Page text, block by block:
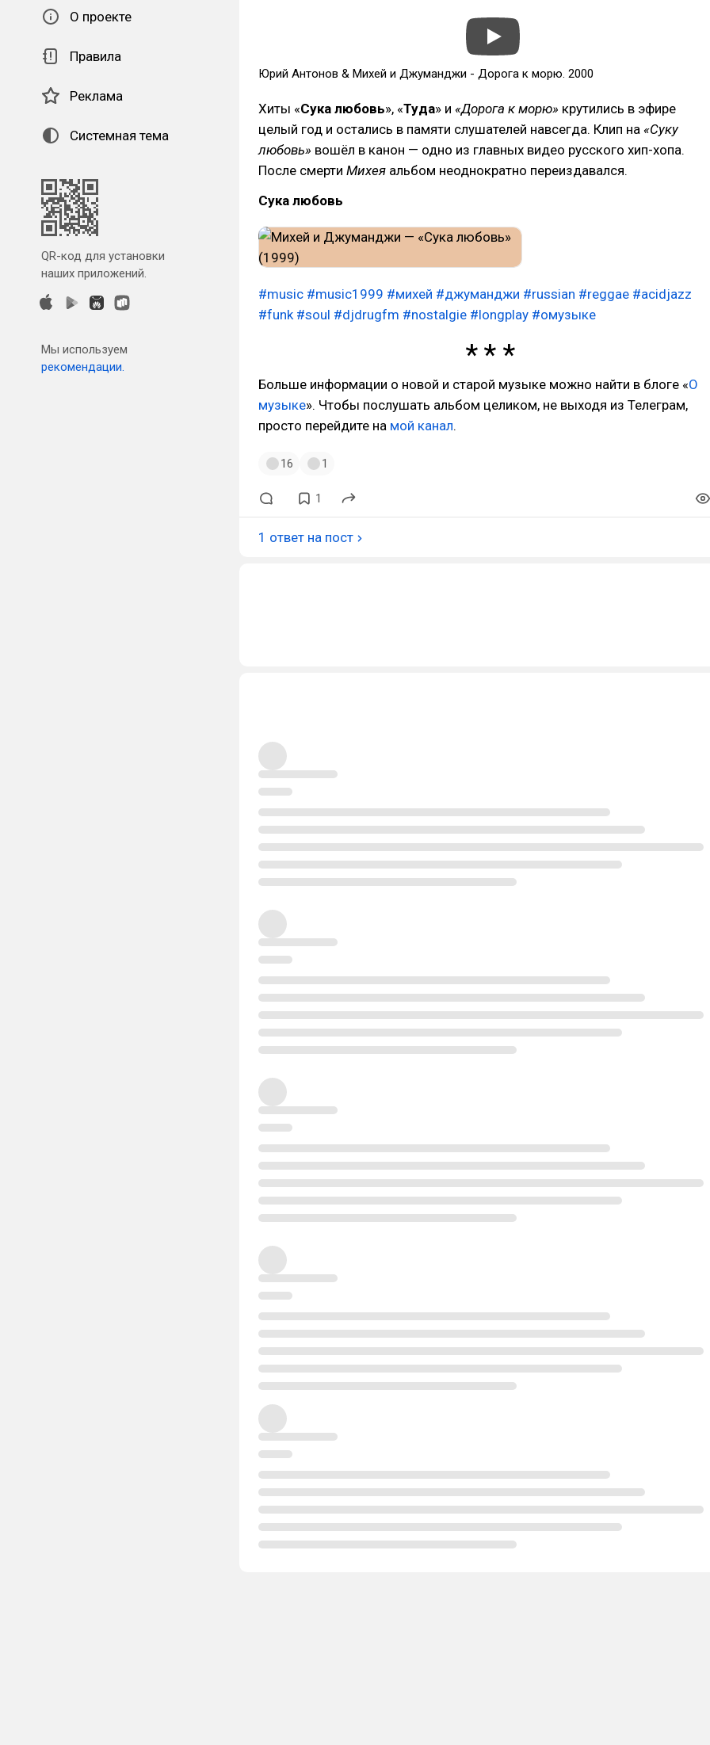
О проекте
Правила
Реклама
Системная тема
QR-код для установки
наших приложений.
Мы используем
рекомендации.
Юрий Антонов & Михей и Джуманджи - Дорога к морю. 2000
Хиты «Сука любовь», «Туда» и «Дорога к морю» крутились в эфире
целый год и остались в памяти слушателей навсегда. Клип на «Суку
любовь» вошёл в канон — одно из главных видео русского хип-хопа.
После смерти Михея альбом неоднократно переиздавался.
Сука любовь
#music #music1999 #михей #джуманджи #russian #reggae #acidjazz
#funk #soul #djdrugfm #nostalgie #longplay #омузыке
Больше информации о новой и старой музыке можно найти в блоге «О
музыке». Чтобы послушать альбом целиком, не выходя из Телеграм,
просто перейдите на мой канал.
16 1
1
1 ответ на пост